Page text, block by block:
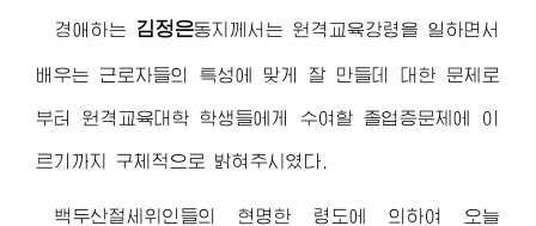
경애하는 김정은동지 께서는 원격교육강령을 일하면서
배우는 근로자들의 특성에 맞게 잘 만들데 대한 문제로
부터 원격교육대학 학생들에게 수여할 졸업증문제에 이
르기까지 구체적으로 밝혀주시였다.
백두산절세위인 들의 현명한 령도에 의하여 오늘